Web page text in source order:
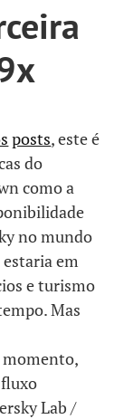
posts, este é
do
como a
no mundo
em
e turismo
Mas
momento,
Lab /